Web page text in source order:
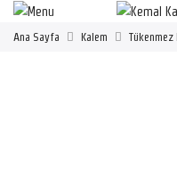
Ana Sayfa Kalem Tükenmez